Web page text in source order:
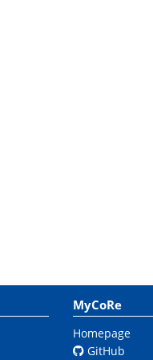
MyCoRe
Homepage
GitHub